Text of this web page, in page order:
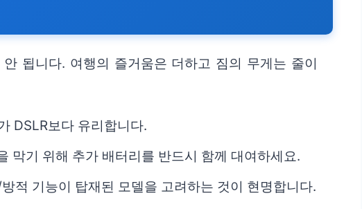
됩니다. 여행의 즐거움은 더하고 짐의 무게는 줄이
DSLR보다 유리합니다.
막기 위해 추가 배터리를 반드시 함께 대여하세요.
적 기능이 탑재된 모델을 고려하는 것이 현명합니다.